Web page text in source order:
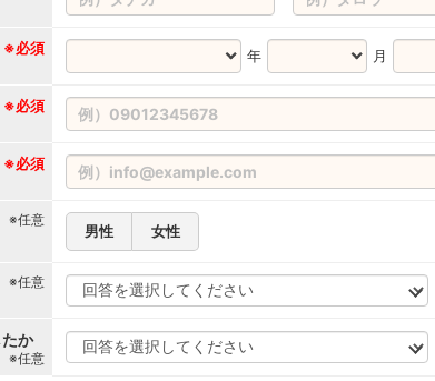
※必須 年 月
※必須
※必須
※任意
男性 女性
※任意
か
※任意